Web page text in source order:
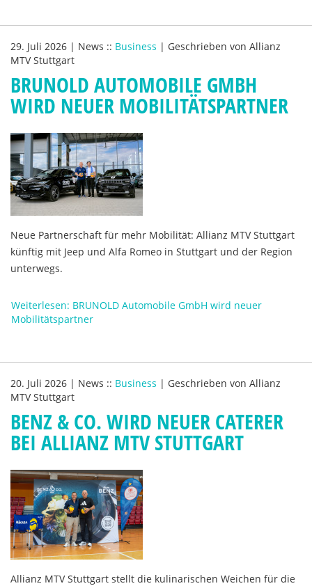
29. Juli 2026 | News :: Business | Geschrieben von Allianz
MTV Stuttgart
BRUNOLD AUTOMOBILE GMBH
WIRD NEUER MOBILITÄTSPARTNER
Neue Partnerschaft für mehr Mobilität: Allianz MTV Stuttgart
künftig mit Jeep und Alfa Romeo in Stuttgart und der Region
unterwegs.
Weiterlesen: BRUNOLD Automobile GmbH wird neuer
Mobilitätspartner
20. Juli 2026 | News :: Business | Geschrieben von Allianz
MTV Stuttgart
BENZ & CO. WIRD NEUER CATERER
BEI ALLIANZ MTV STUTTGART
Allianz MTV Stuttgart stellt die kulinarischen Weichen für die